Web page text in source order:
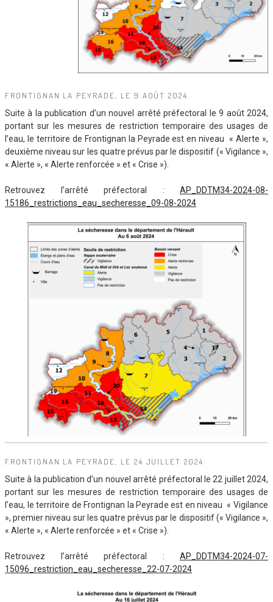
FRONTIGNAN LA PEYRADE, LE 9 AOÛT 2024
Suite à la publication d’un nouvel arrêté préfectoral le 9 août 2024,
portant sur les mesures de restriction temporaire des usages de
l’eau, le territoire de Frontignan la Peyrade est en niveau « Alerte »,
deuxième niveau sur les quatre prévus par le dispositif (« Vigilance »,
« Alerte », « Alerte renforcée » et « Crise »).
Retrouvez l’arrêté préfectoral : AP_DDTM34-2024-08-
15186_restrictions_eau_secheresse_09-08-2024
FRONTIGNAN LA PEYRADE, LE 24 JUILLET 2024
Suite à la publication d’un nouvel arrêté préfectoral le 22 juillet 2024,
portant sur les mesures de restriction temporaire des usages de
l’eau, le territoire de Frontignan la Peyrade est en niveau « Vigilance
», premier niveau sur les quatre prévus par le dispositif (« Vigilance »,
« Alerte », « Alerte renforcée » et « Crise »).
Retrouvez l’arrêté préfectoral : AP_DDTM34-2024-07-
15096_restriction_eau_secheresse_22-07-2024